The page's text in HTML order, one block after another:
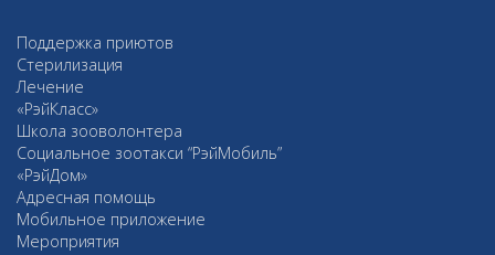
Поддержка приютов
Стерилизация
Лечение
«РэйКласс»
Школа зооволонтера
Социальное зоотакси “РэйМобиль”
«РэйДом»
Адресная помощь
Мобильное приложение
Мероприятия